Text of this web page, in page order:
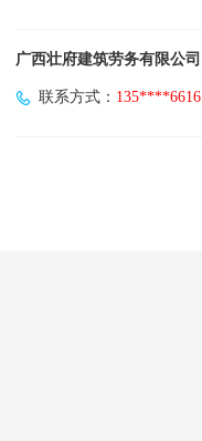
广西壮府建筑劳务有限公司
联系方式： 135****6616